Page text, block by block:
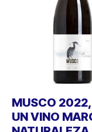
MUSCO 2022,
UN VINO